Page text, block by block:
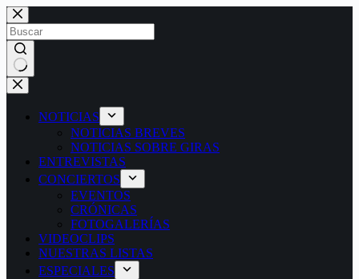
Saltar
al
contenido
Sin
resultados
NOTICIAS
NOTICIAS BREVES
NOTICIAS SOBRE GIRAS
ENTREVISTAS
CONCIERTOS
EVENTOS
CRÓNICAS
FOTOGALERÍAS
VIDEOCLIPS
NUESTRAS LISTAS
ESPECIALES